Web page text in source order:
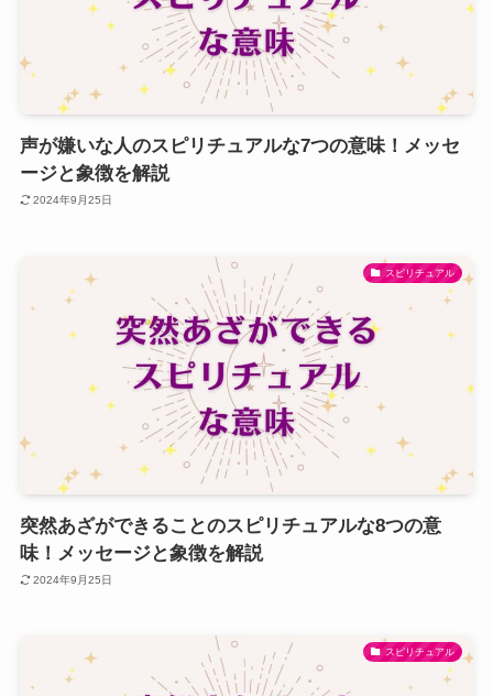
声が嫌いな人のスピリチュアルな7つの意味！メッセ
ージと象徴を解説
2024年9月25日
スピリチュアル
突然あざができることのスピリチュアルな8つの意
味！メッセージと象徴を解説
2024年9月25日
スピリチュアル